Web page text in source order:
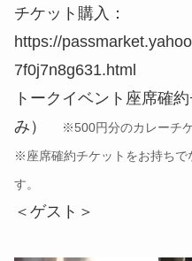
チケット購入：
https://
7f0j7n8g631.html
トークイベント座席確
み）
※500円分のカレーチ
※座席確約チケットをお持ちで
す。
＜ゲスト＞